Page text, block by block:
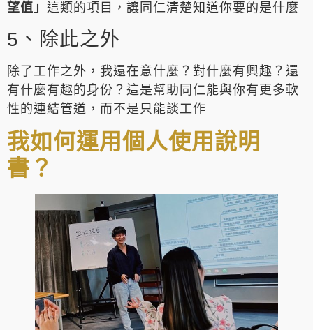
望值」 這類的項目，讓同仁清楚知道你要的是什麼
5、除此之外
除了工作之外，我還在意什麼？對什麼有興趣？還
有什麼有趣的身份？這是幫助同仁能與你有更多軟
性的連結管道，而不是只能談工作
我如何運用個人使用說明
書？